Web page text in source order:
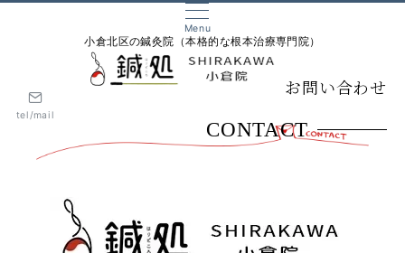
Menu
小倉北区の鍼灸院（本格的な根本治療専門院）
tel/mail
お問い合わせ
CONTACT